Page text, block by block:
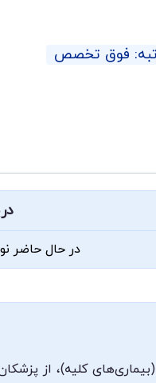
فوق تخصص
در حال حاضر
کلیه)، از